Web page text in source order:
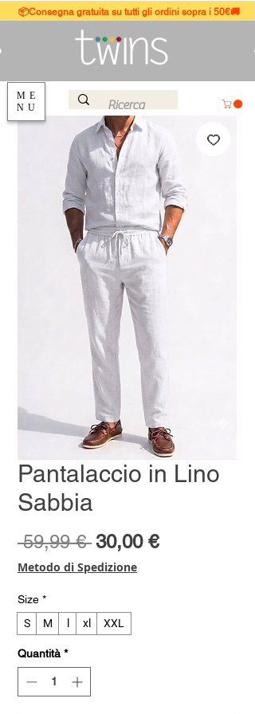
ME
NU
📦Consegna gratuita su tutti gli ordini sopra i 50€🚚
Pantalaccio in Lino
Sabbia
59,99 € Prezzo
regolare
30,00 €Prezzo
Metodo di Spedizione
Size *
S
M xl XXL
Quantità *